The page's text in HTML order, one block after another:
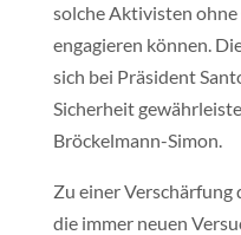
solche Aktivisten
engagieren können.
sich bei Präsident
Sicherheit
Bröckelmann-Simon.
Zu einer
die immer neuen